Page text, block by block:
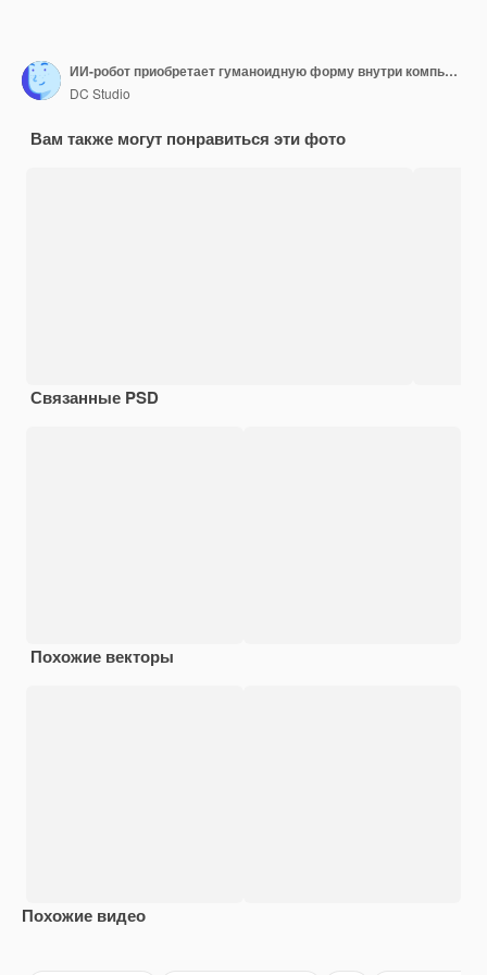
ИИ-робот приобретает гуманоидную форму внутри компьютера
DC Studio
Вам также могут понравиться эти фото
Связанные PSD
Похожие векторы
Похожие видео